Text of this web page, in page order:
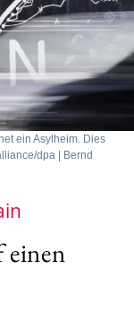
ein Asylheim. Dies
dpa | Bernd
einen